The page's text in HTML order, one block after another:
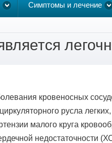
Симптомы и лечение
кровеносных
русла
малого круга
недостаточности